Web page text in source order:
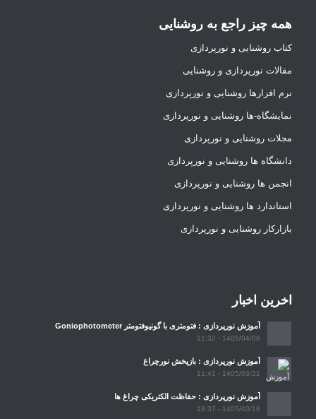
همه چیز راجع به روشنایی
کتاب روشنایی و نورپردازی
مقالات نورپردازی و روشنایی
نرم افزارها روشنایی و نورپردازی
نمایشگاه-ها روشنایی و نورپردازی
مجلات روشنایی و نورپردازی
دانشگاه ها روشنایی و نورپردازی
انجمن ها روشنایی و نورپردازی
استاندارد ها روشنایی و نورپردازی
بازارکار روشنایی و نورپردازی
اخرین اخبار
آموزش نورپردازی : فتومتری با گونیوفتومتر Goniophotometer
1405/04/08 - 11:32
آموزش نورپردازی : بازپخش نورچراغ
1405/03/21 - 11:41
آموزش نورپردازی : حفاظت الکتریکی چراغ ها
1405/03/18 - 18:37